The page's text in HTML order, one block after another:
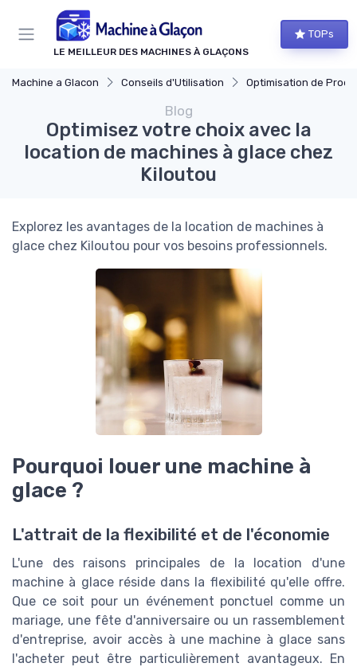
LE MEILLEUR DES MACHINES À GLAÇONS
TOPs
Machine a Glacon Conseils d'Utilisation Optimisation de
Blog
Optimisez votre choix avec la
location de machines à glace chez
Kiloutou
Explorez les avantages de la location de machines à
glace chez Kiloutou pour vos besoins professionnels.
Pourquoi louer une machine à
glace ?
L'attrait de la flexibilité et de l'économie
L'une des raisons principales de la location d'une
machine à glace réside dans la flexibilité qu'elle offre.
Que ce soit pour un événement ponctuel comme un
mariage, une fête d'anniversaire ou un rassemblement
d'entreprise, avoir accès à une machine à glace sans
l'acheter peut être particulièrement avantageux. En
Panneau de gestion des cookies